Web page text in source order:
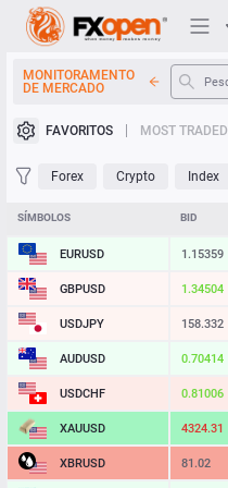
MONITORAMENTO
DE MERCADO
FAVORITOS MOST TRADED
Forex Crypto Index
SÍMBOLOS BID
EURUSD 1.15364
GBPUSD 1.34508
USDJPY 158.332
AUDUSD 0.70414
USDCHF 0.81006
XAUUSD 4324.38
XBRUSD 81.02